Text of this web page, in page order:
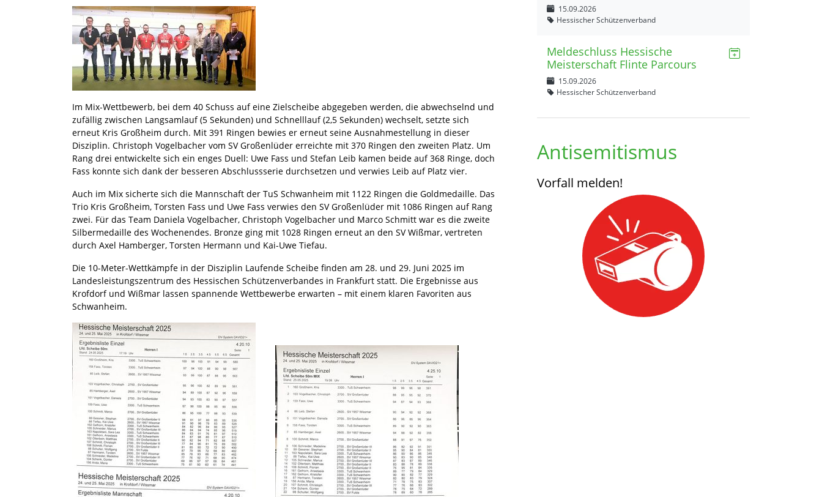
Im Mix-Wettbewerb, bei dem 40 Schuss auf eine Zielscheibe abgegeben werden, die abwechselnd und
zufällig zwischen Langsamlauf (5 Sekunden) und Schnelllauf (2,5 Sekunden) wechselt, setzte sich
erneut Kris Großheim durch. Mit 391 Ringen bewies er erneut seine Ausnahmestellung in dieser
Disziplin. Christoph Vogelbacher vom SV Großenlüder erreichte mit 370 Ringen den zweiten Platz. Um
Rang drei entwickelte sich ein enges Duell: Uwe Fass und Stefan Leib kamen beide auf 368 Ringe, doch
Fass konnte sich dank der besseren Abschlussserie durchsetzen und verwies Leib auf Platz vier.
Auch im Mix sicherte sich die Mannschaft der TuS Schwanheim mit 1122 Ringen die Goldmedaille. Das
Trio Kris Großheim, Torsten Fass und Uwe Fass verwies den SV Großenlüder mit 1086 Ringen auf Rang
zwei. Für das Team Daniela Vogelbacher, Christoph Vogelbacher und Marco Schmitt war es die zweite
Silbermedaille des Wochenendes. Bronze ging mit 1028 Ringen erneut an den SV Wißmar, vertreten
durch Axel Hamberger, Torsten Hermann und Kai-Uwe Tiefau.
Die 10-Meter-Wettkämpfe in der Disziplin Laufende Scheibe finden am 28. und 29. Juni 2025 im
Landesleistungszentrum des Hessischen Schützenverbandes in Frankfurt statt. Die Ergebnisse aus
Krofdorf und Wißmar lassen spannende Wettbewerbe erwarten – mit einem klaren Favoriten aus
Schwanheim.
15.09.2026
Hessischer Schützenverband
Meldeschluss Hessische
Meisterschaft Flinte Parcours
15.09.2026
Hessischer Schützenverband
Antisemitismus
Vorfall melden!